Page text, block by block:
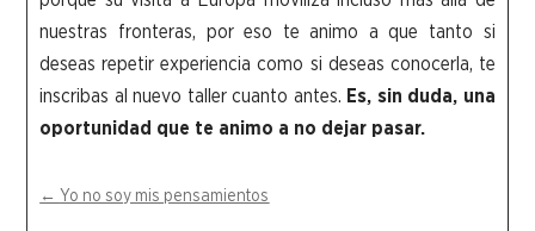
nuestras fronteras, por eso te animo a que tanto si
deseas repetir experiencia como si deseas conocerla, te
inscribas al nuevo taller cuanto antes. Es, sin duda, una
oportunidad que te animo a no dejar pasar.
←Yo no soy mis pensamientos